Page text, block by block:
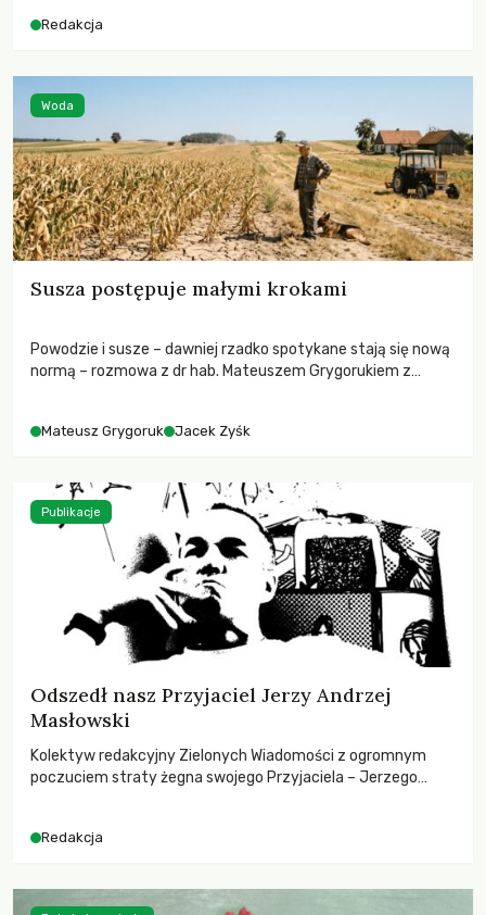
niezwykle korzystne rozwiązania dla przyrody i zwierząt,
funkcjonowania łowiectwa w Polsce.
Redakcja
Susza postępuje małymi krokami
Powodzie i susze – dawniej rzadko spotykane stają się nową
normą – rozmowa z dr hab. Mateuszem Grygorukiem z
Mateusz Grygoruk Jacek Zyśk
Woda
Odszedł nasz Przyjaciel Jerzy Andrzej
Masłowski
Kolektyw redakcyjny Zielonych Wiadomości z ogromnym
poczuciem straty żegna swojego Przyjaciela – Jerzego
Redakcja
Publikacje